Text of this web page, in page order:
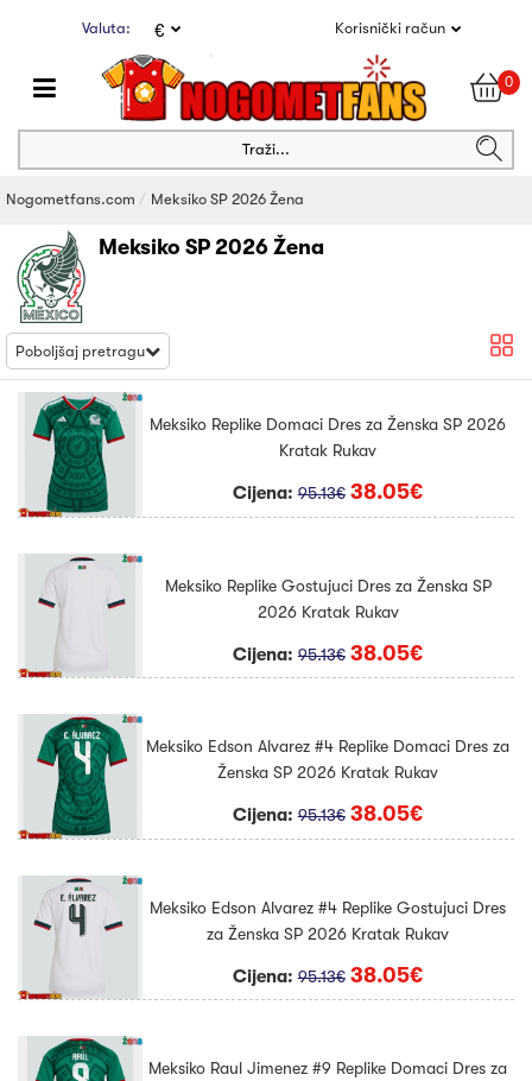
Valuta: € Korisnički račun
0
Traži...
Nogometfans.com Meksiko SP 2026 Žena
Meksiko SP 2026 Žena
Poboljšaj pretragu
Meksiko Replike Domaci Dres za Ženska SP 2026
Kratak Rukav
Cijena:95.13€ 38.05€
Meksiko Replike Gostujuci Dres za Ženska SP
2026 Kratak Rukav
Cijena:95.13€ 38.05€
Meksiko Edson Alvarez #4 Replike Domaci Dres za
Ženska SP 2026 Kratak Rukav
Cijena:95.13€ 38.05€
Meksiko Edson Alvarez #4 Replike Gostujuci Dres
za Ženska SP 2026 Kratak Rukav
Cijena:95.13€ 38.05€
Meksiko Raul Jimenez #9 Replike Domaci Dres za